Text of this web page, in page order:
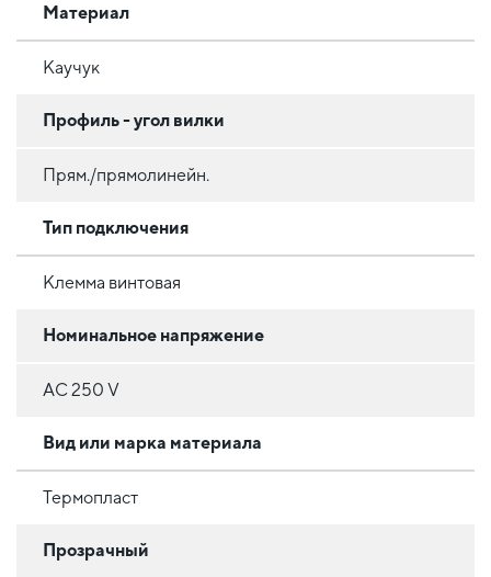
Материал
Каучук
Профиль - угол вилки
Прям./прямолинейн.
Тип подключения
Клемма винтовая
Номинальное напряжение
AC 250 V
Вид или марка материала
Термопласт
Прозрачный